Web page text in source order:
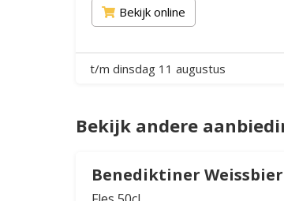
Bekijk online
t/m dinsdag 11 augustus
Bekijk andere
Benediktiner Weissbier